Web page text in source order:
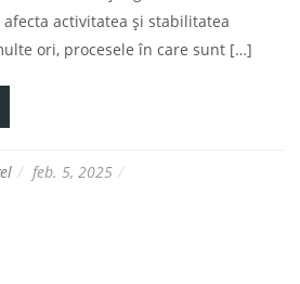
activitatea și stabilitatea
ori, procesele în care sunt […]
feb. 5, 2025